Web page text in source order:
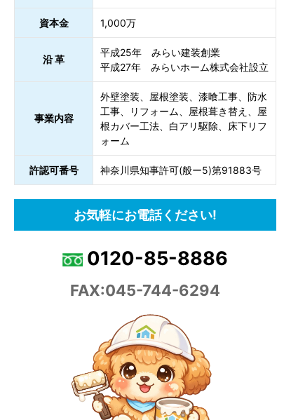
資本金 1,000万
沿 革
平成25年 みらい建装創業
平成27年 みらいホーム株式会社設立
事業内容
外壁塗装、屋根塗装、漆喰工事、防水
工事、リフォーム、屋根葺き替え、屋
根カバー工法、白アリ駆除、床下リフ
ォーム
許認可番号 神奈川県知事許可(般ー5)第91883号
お気軽にお電話ください!
0120-85-8886
FAX:045-744-6294